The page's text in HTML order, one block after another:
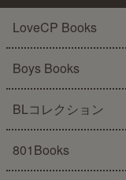
LoveCP Books
Boys Books
BLコレクション
801Books